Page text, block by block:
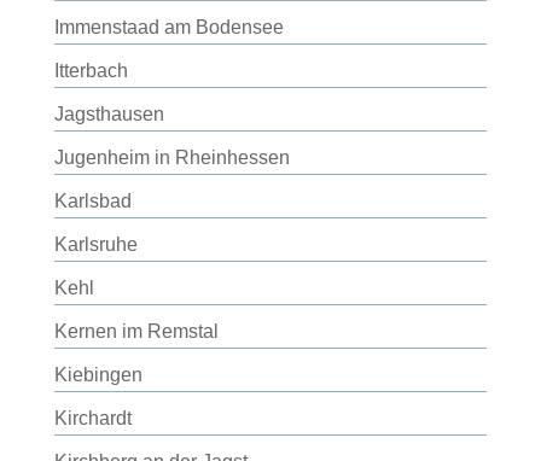
Immenstaad am Bodensee
Itterbach
Jagsthausen
Jugenheim in Rheinhessen
Karlsbad
Karlsruhe
Kehl
Kernen im Remstal
Kiebingen
Kirchardt